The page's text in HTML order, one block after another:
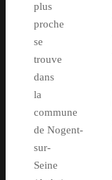
plus
proche
se
trouve
dans
la
commune
de Nogent-
sur-
Seine